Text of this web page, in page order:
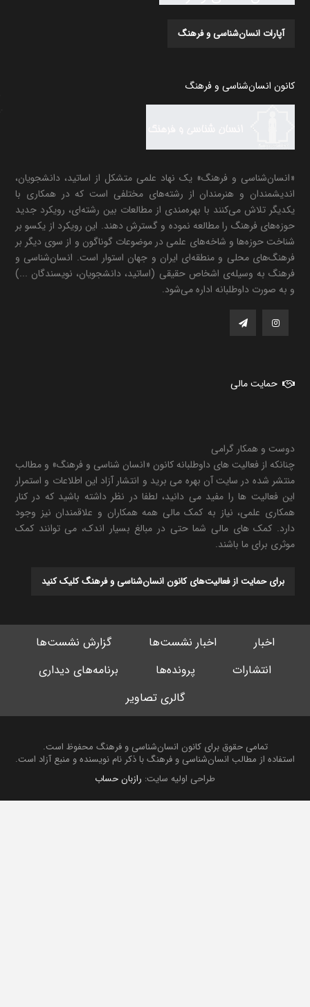
آپارات انسان‌شناسی و فرهنگ
کانون انسان‌شناسی و فرهنگ
«انسان‌شناسی و فرهنگ» یک نهاد علمی متشکل از اساتید، دانشجویان،
اندیشمندان و هنرمندان از رشته‌های مختلفی است که در همکاری با
یکدیگر تلاش می‌کنند با بهره‌مندی از مطالعات بین رشته‌ای، رویکرد جدید
حوزه‌های فرهنگ را مطالعه نموده و گسترش دهند. این رویکرد از یکسو بر
شناخت حوزه‌ها و شاخه‌های علمی در موضوعات گوناگون و از سوی دیگر بر
فرهنگ‌های محلی و منطقه‌ای ایران و جهان استوار است. انسان‌شناسی و
فرهنگ به وسیله‌ی اشخاص حقیقی (اساتید، دانشجویان، نویسندگان ...)
و به صورت داوطلبانه اداره می‌شود.
حمایت مالی
دوست و همکار گرامی
چنانکه از فعالیت های داوطلبانه کانون «انسان شناسی و فرهنگ» و مطالب
منتشر شده در سایت آن بهره می برید و انتشار آزاد این اطلاعات و استمرار
این فعالیت ها را مفید می دانید، لطفا در نظر داشته باشید که در کنار
همکاری علمی، نیاز به کمک مالی همه همکاران و علاقمندان نیز وجود
دارد. کمک های مالی شما حتی در مبالغ بسیار اندک، می توانند کمک
موثری برای ما باشند.
برای حمایت از فعالیت‌های کانون انسان‌شناسی و فرهنگ کلیک کنید
اخبار اخبار نشست‌ها
گزارش نشست‌ها
انتشارات
پرونده‌ها
برنامه‌های دیداری
گالری تصاویر
تمامی حقوق برای کانون انسان‌شناسی و فرهنگ محفوظ است.
استفاده از مطالب انسان‌شناسی و فرهنگ با ذکر نام نویسنده و منبع آزاد است.
طراحی اولیه سایت:رازبان حساب